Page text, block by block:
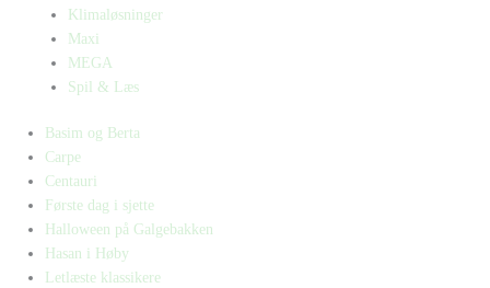
Klimaløsninger
Maxi
MEGA
Spil & Læs
Basim og Berta
Carpe
Centauri
Første dag i sjette
Halloween på Galgebakken
Hasan i Høby
Letlæste klassikere